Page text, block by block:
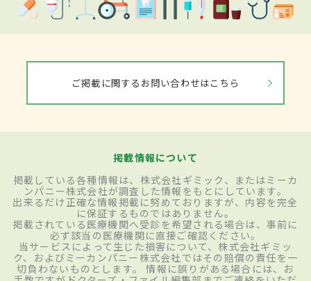
ご掲載に関するお問い合わせはこちら
掲載情報について
掲載している各種情報は、株式会社ギミック、またはミーカ
ンパニー株式会社が調査した情報をもとにしています。
出来るだけ正確な情報掲載に努めておりますが、内容を完全
に保証するものではありません。
掲載されている医療機関へ受診を希望される場合は、事前に
必ず該当の医療機関に直接ご確認ください。
当サービスによって生じた損害について、株式会社ギミッ
ク、およびミーカンパニー株式会社ではその賠償の責任を一
切負わないものとします。 情報に誤りがある場合には、お